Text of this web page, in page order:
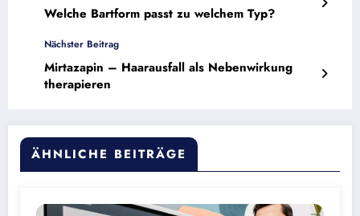
Welche Bartform passt zu welchem Typ?
Nächster Beitrag
Mirtazapin – Haarausfall als Nebenwirkung
therapieren
ÄHNLICHE BEITRÄGE